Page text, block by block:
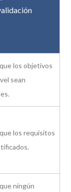
los objetivos
sean
los requisitos
ningún